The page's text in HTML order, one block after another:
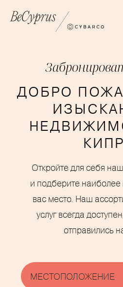
ДОБРО
Откройте для себя
и подберите
вас место. Наш
услуг всегда
отправились